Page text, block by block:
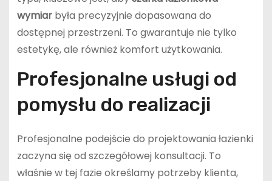
wymiarbyła precyzyjnie dopasowana do
dostępnej przestrzeni. To gwarantuje nie tylko
estetykę, ale również komfort użytkowania.
Profesjonalne usługi od
pomysłu do realizacji
Profesjonalne podejście do projektowania łazienki
zaczyna się od szczegółowej konsultacji. To
właśnie w tej fazie określamy potrzeby klienta,